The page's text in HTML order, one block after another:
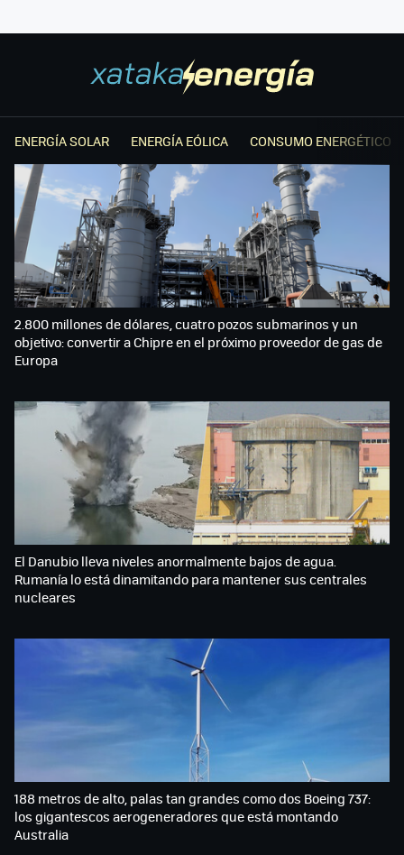
ENERGÍA SOLAR ENERGÍA EÓLICA CONSUMO ENERGÉTICO
2.800 millones de dólares, cuatro pozos submarinos y un
objetivo: convertir a Chipre en el próximo proveedor de gas de
Europa
El Danubio lleva niveles anormalmente bajos de agua.
Rumanía lo está dinamitando para mantener sus centrales
nucleares
188 metros de alto, palas tan grandes como dos Boeing 737:
los gigantescos aerogeneradores que está montando
Australia